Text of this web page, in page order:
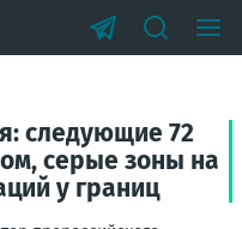
следующие 72
серые зоны на
у границ